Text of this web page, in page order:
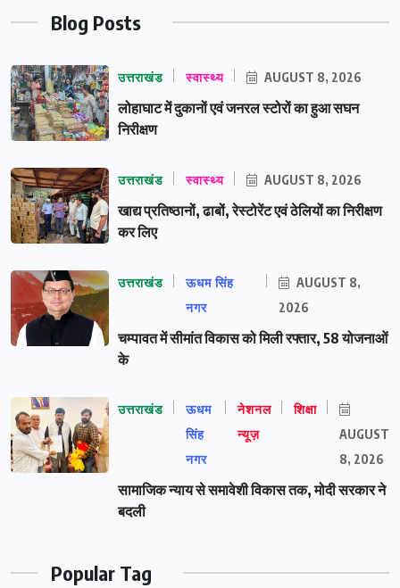
Blog Posts
उत्तराखंड स्वास्थ्य AUGUST 8, 2026
लोहाघाट में दुकानों एवं जनरल स्टोरों का हुआ सघन
निरीक्षण
उत्तराखंड स्वास्थ्य AUGUST 8, 2026
खाद्य प्रतिष्ठानों, ढाबों, रेस्टोरेंट एवं ठेलियों का निरीक्षण
कर लिए
उत्तराखंड
ऊधम सिंह
नगर
AUGUST 8,
2026
चम्पावत में सीमांत विकास को मिली रफ्तार, 58 योजनाओं
के
उत्तराखंड
ऊधम
सिंह
नगर
नेशनल
न्यूज़
शिक्षा
AUGUST
8, 2026
सामाजिक न्याय से समावेशी विकास तक, मोदी सरकार ने
बदली
Popular Tag